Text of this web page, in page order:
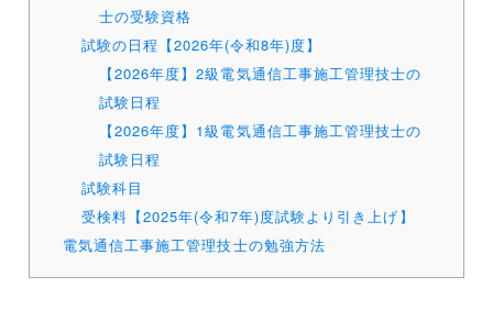
士の受験資格
試験の日程【2026年(令和8年)度】
【2026年度】2級電気通信工事施工管理技士の
試験日程
【2026年度】1級電気通信工事施工管理技士の
試験日程
試験科目
受検料【2025年(令和7年)度試験より引き上げ】
電気通信工事施工管理技士の勉強方法